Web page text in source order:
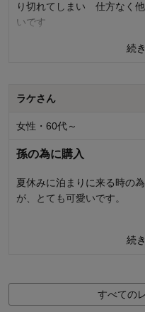
り切れてしまい 仕方なく
いです
人が
着心地･はき心地
続
ラケさん
女性・60代～
孫の為に購入
夏休みに泊まりに来る時の
が、とても可愛いです。
品質：
サイズ：
続
すべての